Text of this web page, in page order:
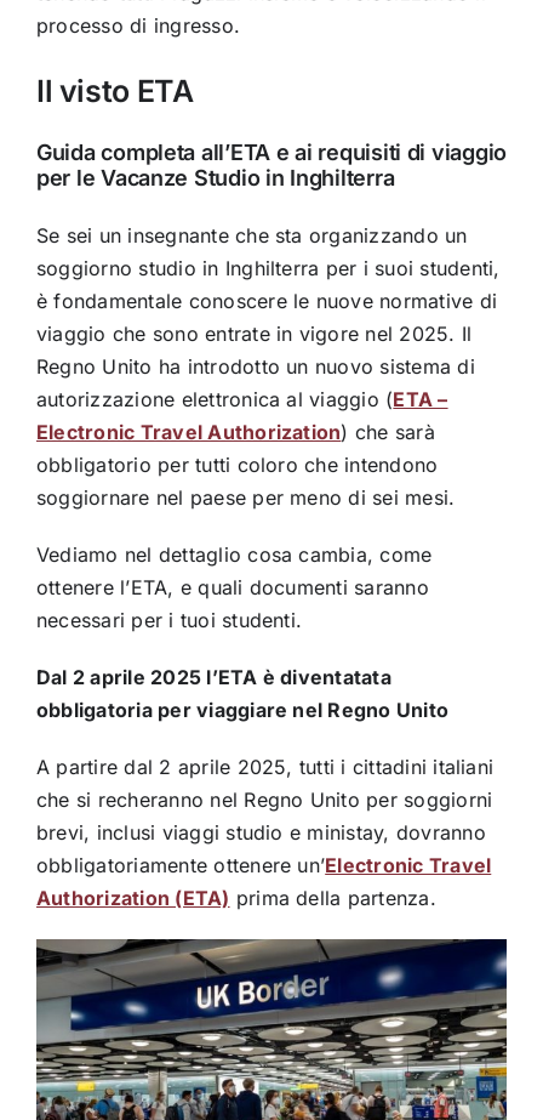
processo di ingresso.
Il visto ETA
Guida completa all’ETA e ai requisiti di viaggio
per le Vacanze Studio in Inghilterra
Se sei un insegnante che sta organizzando un
soggiorno studio in Inghilterra per i suoi studenti,
è fondamentale conoscere le nuove normative di
viaggio che sono entrate in vigore nel 2025. Il
Regno Unito ha introdotto un nuovo sistema di
autorizzazione elettronica al viaggio (ETA –
Electronic Travel Authorization) che sarà
obbligatorio per tutti coloro che intendono
soggiornare nel paese per meno di sei mesi.
Vediamo nel dettaglio cosa cambia, come
ottenere l’ETA, e quali documenti saranno
necessari per i tuoi studenti.
Dal 2 aprile 2025 l’ETA è diventatata
obbligatoria per viaggiare nel Regno Unito
A partire dal 2 aprile 2025, tutti i cittadini italiani
che si recheranno nel Regno Unito per soggiorni
brevi, inclusi viaggi studio e ministay, dovranno
obbligatoriamente ottenere un’Electronic Travel
Authorization (ETA) prima della partenza.